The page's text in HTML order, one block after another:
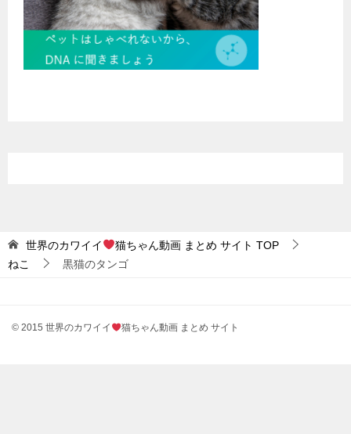
世界のカワイイ 猫ちゃん動画 まとめ サイト TOP
ねこ
黒猫のタンゴ
© 2015 世界のカワイイ 猫ちゃん動画 まとめ サイト